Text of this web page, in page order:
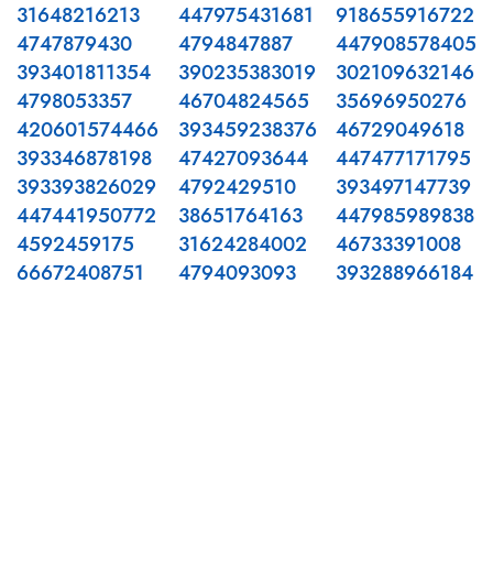
31648216213
4747879430
393401811354
4798053357
420601574466
393346878198
393393826029
447441950772
4592459175
66672408751
447975431681
4794847887
390235383019
46704824565
393459238376
47427093644
4792429510
38651764163
31624284002
4794093093
918655916722
447908578405
302109632146
35696950276
46729049618
447477171795
393497147739
447985989838
46733391008
393288966184